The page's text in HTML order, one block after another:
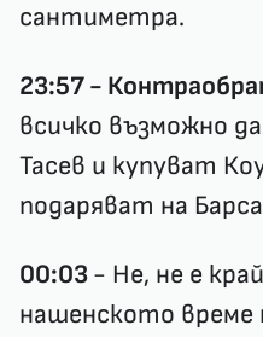
сантиметра.
23:57 -
всичко възможно
Тасев и купуват
подаряват на
00:03- Не, не е
нашенското време